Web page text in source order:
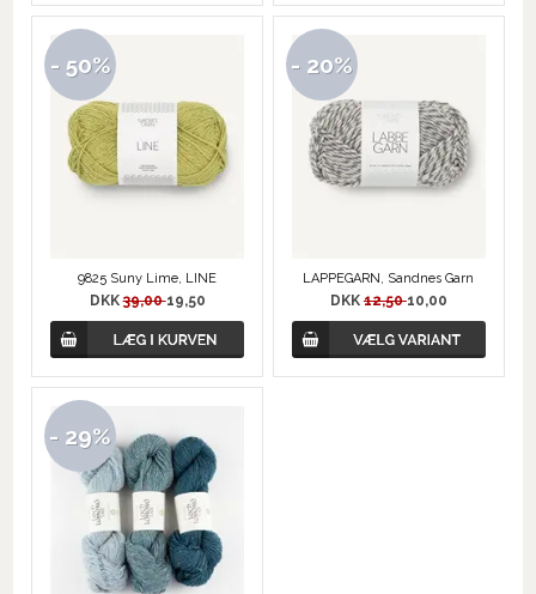
- 50%
9825 Suny Lime, LINE
DKK39,0019,50
- 20%
LAPPEGARN, Sandnes Garn
DKK12,5010,00
- 29%